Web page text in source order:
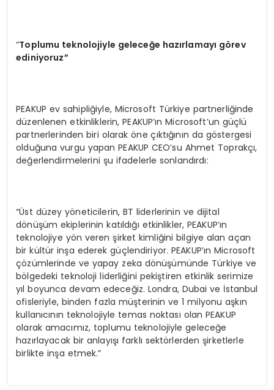
“Toplumu teknolojiyle geleceğe hazırlamayı görev
ediniyoruz”
PEAKUP ev sahipliğiyle, Microsoft Türkiye partnerliğinde
düzenlenen etkinliklerin, PEAKUP’ın Microsoft’un güçlü
partnerlerinden biri olarak öne çıktığının da göstergesi
olduğuna vurgu yapan PEAKUP CEO’su Ahmet Toprakçı,
değerlendirmelerini şu ifadelerle sonlandırdı:
“Üst düzey yöneticilerin, BT liderlerinin ve dijital
dönüşüm ekiplerinin katıldığı etkinlikler, PEAKUP’ın
teknolojiye yön veren şirket kimliğini bilgiye alan açan
bir kültür inşa ederek güçlendiriyor. PEAKUP’ın Microsoft
çözümlerinde ve yapay zeka dönüşümünde Türkiye ve
bölgedeki teknoloji liderliğini pekiştiren etkinlik serimize
yıl boyunca devam edeceğiz. Londra, Dubai ve İstanbul
ofisleriyle, binden fazla müşterinin ve 1 milyonu aşkın
kullanıcının teknolojiyle temas noktası olan PEAKUP
olarak amacımız, toplumu teknolojiyle geleceğe
hazırlayacak bir anlayışı farklı sektörlerden şirketlerle
birlikte inşa etmek.”